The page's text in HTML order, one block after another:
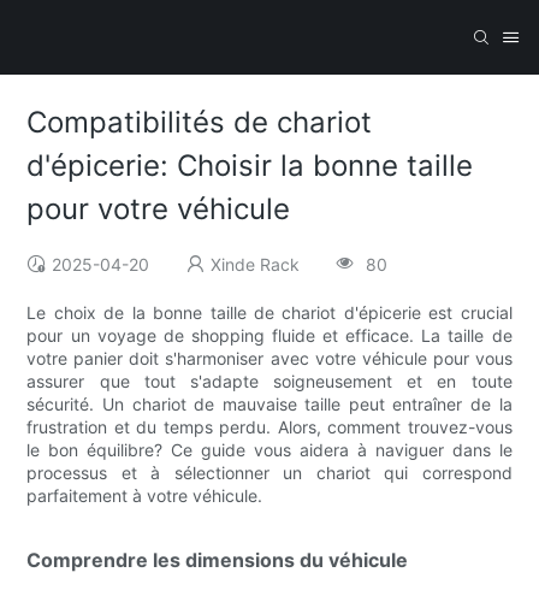
Compatibilités de chariot
d'épicerie: Choisir la bonne taille
pour votre véhicule
2025-04-20 Xinde Rack 80
Le choix de la bonne taille de chariot d'épicerie est crucial
pour un voyage de shopping fluide et efficace. La taille de
votre panier doit s'harmoniser avec votre véhicule pour vous
assurer que tout s'adapte soigneusement et en toute
sécurité. Un chariot de mauvaise taille peut entraîner de la
frustration et du temps perdu. Alors, comment trouvez-vous
le bon équilibre? Ce guide vous aidera à naviguer dans le
processus et à sélectionner un chariot qui correspond
parfaitement à votre véhicule.
Comprendre les dimensions du véhicule